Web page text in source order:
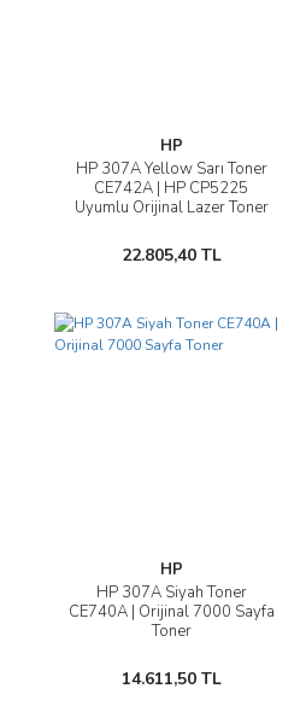
HP
HP 307A Yellow Sarı Toner
CE742A | HP CP5225
Uyumlu Orijinal Lazer Toner
22.805,40 TL
HP
HP 307A Siyah Toner
CE740A | Orijinal 7000 Sayfa
Toner
14.611,50 TL